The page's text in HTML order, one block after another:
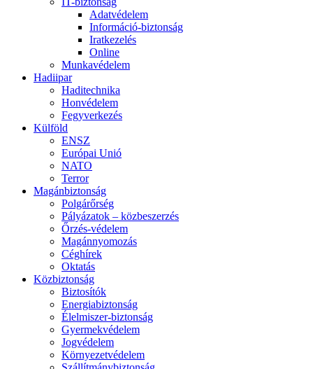
Adatvédelem
Információ-biztonság
Iratkezelés
Online
Munkavédelem
Hadiipar
Haditechnika
Honvédelem
Fegyverkezés
Külföld
ENSZ
Európai Unió
NATO
Terror
Magánbiztonság
Polgárőrség
Pályázatok – közbeszerzés
Őrzés-védelem
Magánnyomozás
Céghírek
Oktatás
Közbiztonság
Biztosítók
Energiabiztonság
Élelmiszer-biztonság
Gyermekvédelem
Jogvédelem
Környezetvédelem